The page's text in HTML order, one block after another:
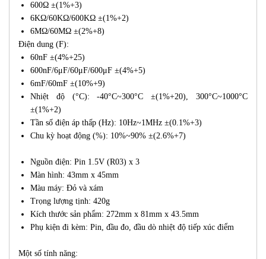
600Ω ±(1%+3)
6KΩ/60KΩ/600KΩ ±(1%+2)
6MΩ/60MΩ ±(2%+8)
Điện dung (F):
60nF ±(4%+25)
600nF/6μF/60μF/600μF ±(4%+5)
6mF/60mF ±(10%+9)
Nhiệt độ (°C): -40°C~300°C ±(1%+20), 300°C~1000°C
±(1%+2)
Tần số điện áp thấp (Hz): 10Hz~1MHz ±(0.1%+3)
Chu kỳ hoạt động (%): 10%~90% ±(2.6%+7)
Nguồn điện: Pin 1.5V (R03) x 3
Màn hình: 43mm x 45mm
Màu máy: Đỏ và xám
Trọng lượng tịnh: 420g
Kích thước sản phẩm: 272mm x 81mm x 43.5mm
Phụ kiện đi kèm: Pin, đầu đo, đầu dò nhiệt độ tiếp xúc điểm
Một số tính năng: